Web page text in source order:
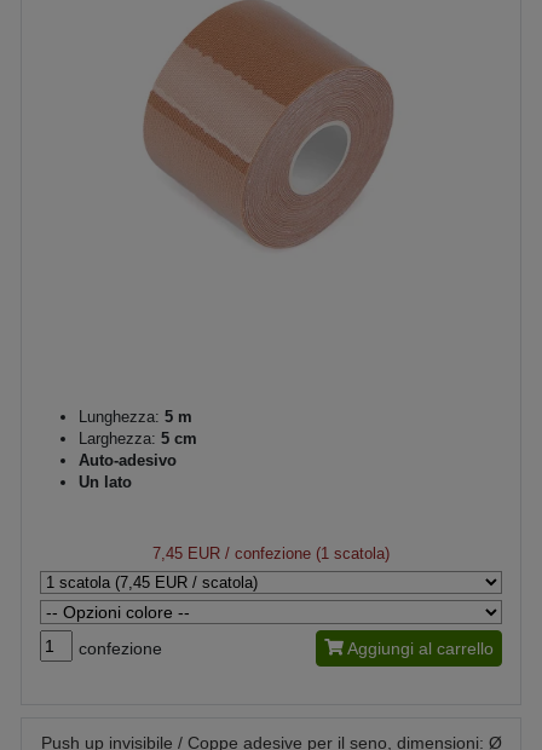
Lunghezza: 5 m
Larghezza: 5 cm
Auto-adesivo
Un lato
7,45 EUR / confezione (1 scatola)
confezione Aggiungi al carrello
Push up invisibile / Coppe adesive per il seno, dimensioni: Ø